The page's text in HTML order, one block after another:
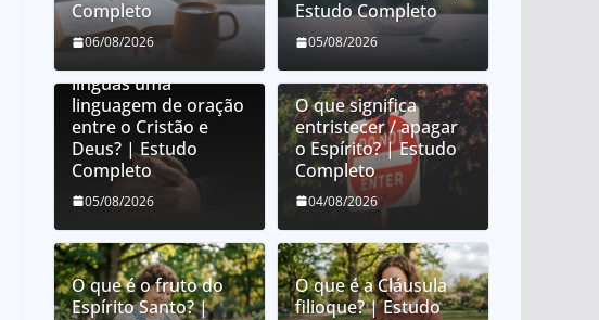
Completo
06/08/2026
Estudo Completo
05/08/2026
O que é orar em
línguas uma
linguagem de oração
entre o Cristão e
Deus? | Estudo
Completo
05/08/2026
O que significa
entristecer / apagar
o Espírito? | Estudo
Completo
04/08/2026
O que é o fruto do
Espírito Santo? |
O que é a Cláusula
filioque? | Estudo